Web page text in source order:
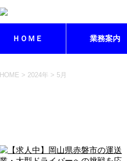
ＨＯＭＥ 業務案内
HOME > 2024年 > 5月